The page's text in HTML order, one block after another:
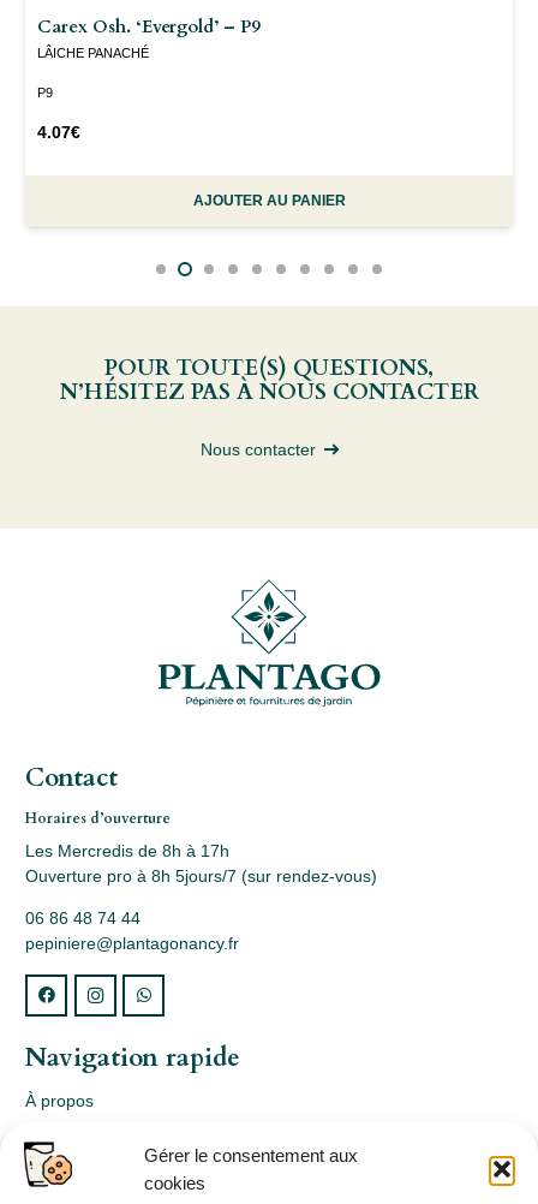
Gérer le consentement aux
cookies
Carex Osh. ‘Evergold’ – P9
LÂICHE PANACHÉ
P9
4.07€
AJOUTER AU PANIER
POUR TOUTE(S) QUESTIONS,
N’HÉSITEZ PAS À NOUS CONTACTER
Nous contacter
Contact
Horaires d’ouverture
Les Mercredis de 8h à 17h
Ouverture pro à 8h 5jours/7 (sur rendez-vous)
06 86 48 74 44
pepiniere@plantagonancy.fr
Navigation rapide
À propos
Webshop
Nos produits
Conception